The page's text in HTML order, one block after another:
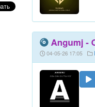
Angumj -
04-05-26 17:05